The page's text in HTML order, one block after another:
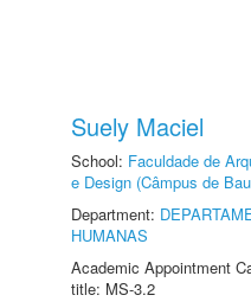
Suely Maciel
School: Faculdade de
e Design (Câmpus de
Department:
HUMANAS
Academic Appointment
title: MS-3.2